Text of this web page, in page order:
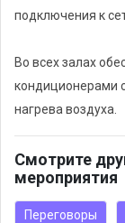
подключения к
Во всех залах
кондиционерами
нагрева воздуха.
Смотрите
мероприятия
Переговоры